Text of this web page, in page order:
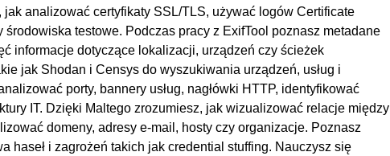
analizować certyfikaty SSL/TLS, używać logów Certificate
testowe. Podczas pracy z ExifTool poznasz metadane
informacje dotyczące lokalizacji, urządzeń czy ścieżek
jak Shodan i Censys do wyszukiwania urządzeń, usług i
porty, bannery usług, nagłówki HTTP, identyfikować
IT. Dzięki Maltego zrozumiesz, jak wizualizować relacje między
domeny, adresy e-mail, hosty czy organizacje. Poznasz
haseł i zagrożeń takich jak credential stuffing. Nauczysz się